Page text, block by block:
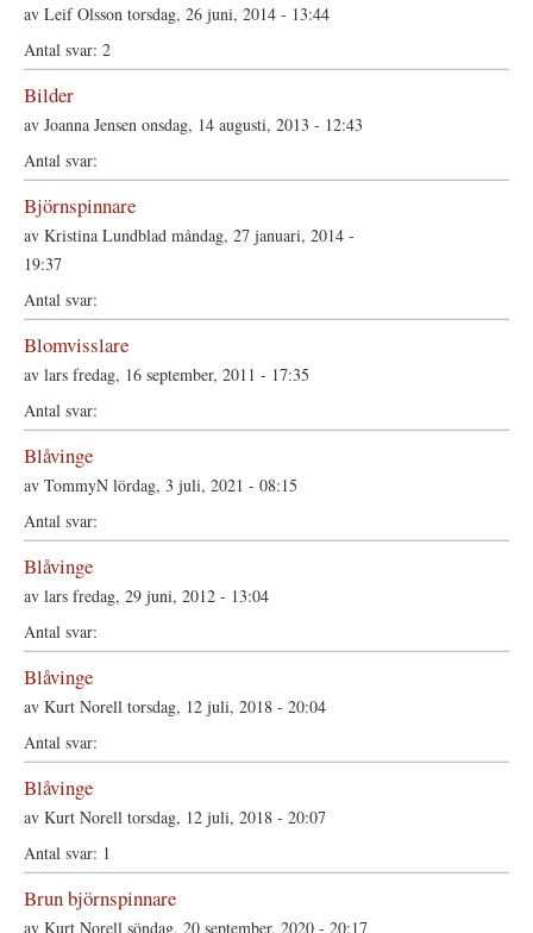
av Leif Olsson torsdag, 26 juni, 2014 - 13:44
2
Bilder
av Joanna Jensen onsdag, 14 augusti, 2013 - 12:43
Björnspinnare
av Kristina Lundblad måndag, 27 januari, 2014 -
19:37
Blomvisslare
av lars fredag, 16 september, 2011 - 17:35
Blåvinge
av TommyN lördag, 3 juli, 2021 - 08:15
Blåvinge
av lars fredag, 29 juni, 2012 - 13:04
Blåvinge
av Kurt Norell torsdag, 12 juli, 2018 - 20:04
Blåvinge
av Kurt Norell torsdag, 12 juli, 2018 - 20:07
1
Brun björnspinnare
av Kurt Norell söndag, 20 september, 2020 - 20:17